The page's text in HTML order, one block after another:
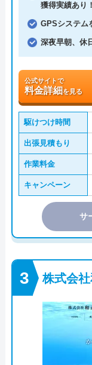
獲得実績あり！
GPSシステム
深夜早朝、休
公式サイトで
料金詳細を見る
駆けつけ時間
出張見積もり
作業料金
キャンペーン
サ
株式会